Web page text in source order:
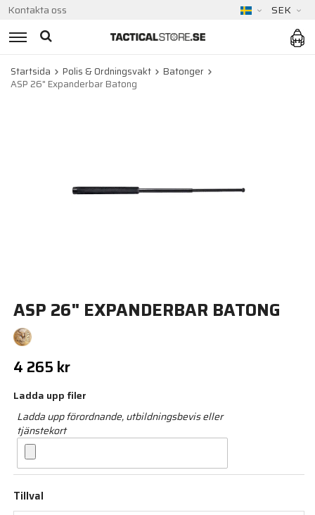
Kontakta oss SEK
Startsida Polis & Ordningsvakt
Batonger
ASP 26" Expanderbar Batong
ASP 26" EXPANDERBAR BATONG
4 265 kr
Ladda upp filer
Ladda upp förordnande, utbildningsbevis eller
tjänstekort
Tillval